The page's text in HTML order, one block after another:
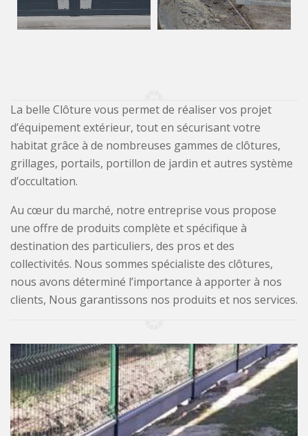
La belle Clôture vous permet de réaliser vos projet
d’équipement extérieur, tout en sécurisant votre
habitat grâce à de nombreuses gammes de clôtures,
grillages, portails, portillon de jardin et autres système
d’occultation.
Au cœur du marché, notre entreprise vous propose
une offre de produits complète et spécifique à
destination des particuliers, des pros et des
collectivités. Nous sommes spécialiste des clôtures,
nous avons déterminé l’importance à apporter à nos
clients, Nous garantissons nos produits et nos services.